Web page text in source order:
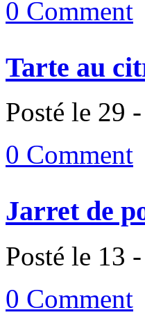
0 Comment
Tarte au
Posté le 29
0 Comment
Jarret de
Posté le 13
0 Comment